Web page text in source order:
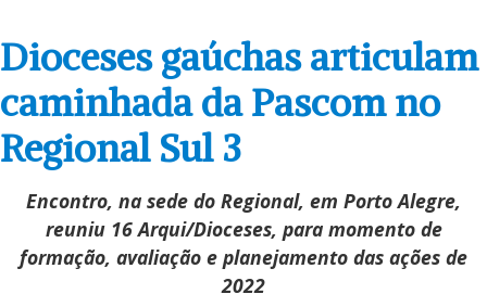
Dioceses gaúchas articulam
caminhada da Pascom no
Regional Sul 3
Encontro, na sede do Regional, em Porto Alegre,
reuniu 16 Arqui/Dioceses, para momento de
formação, avaliação e planejamento das ações de
2022